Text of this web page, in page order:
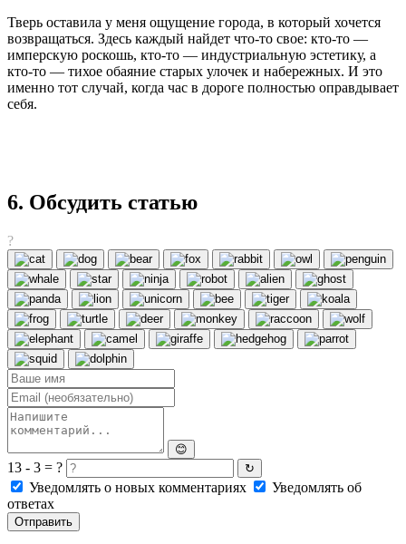
Тверь оставила у меня ощущение города, в который хочется
возвращаться. Здесь каждый найдет что-то свое: кто-то —
имперскую роскошь, кто-то — индустриальную эстетику, а
кто-то — тихое обаяние старых улочек и набережных. И это
именно тот случай, когда час в дороге полностью оправдывает
себя.
6. Обсудить статью
?
😊
13 - 3 = ? ↻
Уведомлять о новых комментариях
Уведомлять об
ответах
Отправить